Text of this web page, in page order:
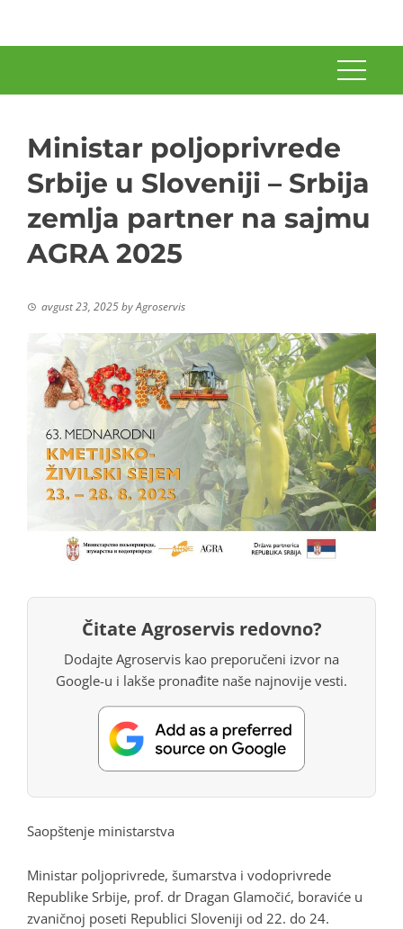
Ministar poljoprivrede
Srbije u Sloveniji – Srbija
zemlja partner na sajmu
AGRA 2025
avgust 23, 2025byAgroservis
Čitate Agroservis redovno?
Dodajte Agroservis kao preporučeni izvor na
Google-u i lakše pronađite naše najnovije vesti.
Saopštenje ministarstva
Ministar poljoprivrede, šumarstva i vodoprivrede
Republike Srbije, prof. dr Dragan Glamočić, boraviće u
zvaničnoj poseti Republici Sloveniji od 22. do 24.